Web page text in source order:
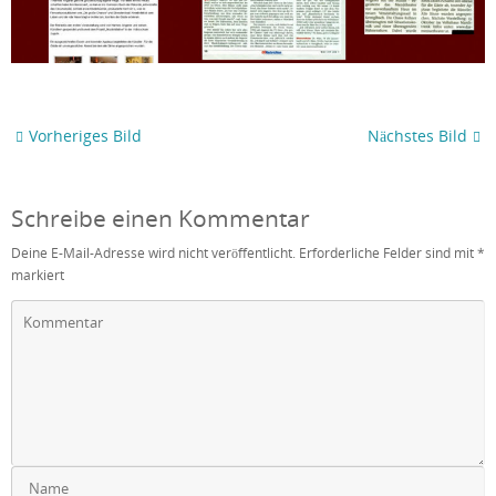
Vorheriges Bild Nächstes Bild
Schreibe einen Kommentar
Deine E-Mail-Adresse wird nicht veröffentlicht. Erforderliche Felder sind mit*
markiert